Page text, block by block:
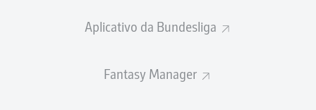
Aplicativo da Bundesliga
Fantasy Manager